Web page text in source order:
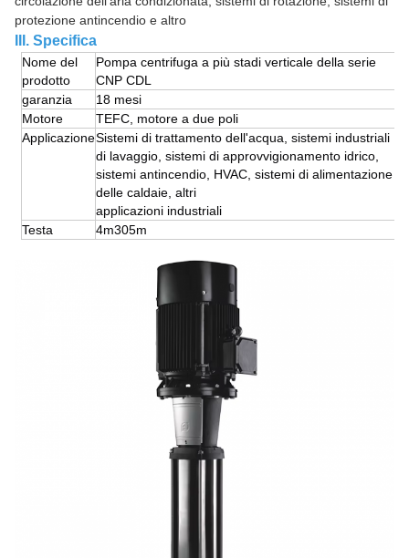
protezione antincendio e altro
III. Specifica
Nome del
prodotto
Pompa centrifuga a più stadi verticale della serie
CNP CDL
garanzia
18 mesi
Motore
TEFC, motore a due poli
ApplicazioneSistemi di trattamento dell'acqua, sistemi industriali
di lavaggio, sistemi di approvvigionamento idrico,
sistemi antincendio, HVAC, sistemi di alimentazione
delle caldaie, altri
applicazioni industriali
Testa
4m305m